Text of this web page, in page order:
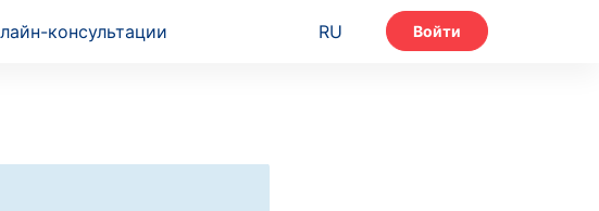
консультации RU Войти